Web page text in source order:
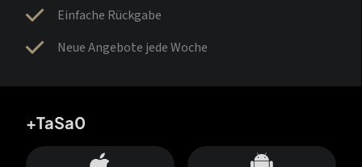
Einfache Rückgabe
Neue Angebote jede Woche
+TaSa0